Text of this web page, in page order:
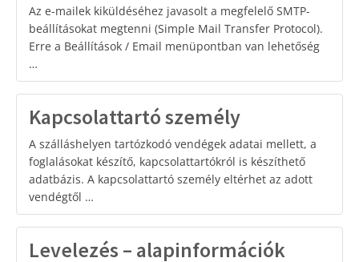
Az e-mailek kiküldéséhez javasolt a megfelelő SMTP-
beállításokat megtenni (Simple Mail Transfer Protocol).
Erre a Beállítások / Email menüpontban van lehetőség
…
Kapcsolattartó személy
A szálláshelyen tartózkodó vendégek adatai mellett, a
foglalásokat készítő, kapcsolattartókról is készíthető
adatbázis. A kapcsolattartó személy eltérhet az adott
vendégtől …
Levelezés – alapinformációk